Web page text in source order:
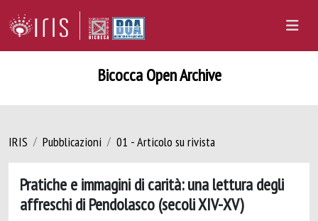
Bicocca Open Archive
IRIS Pubblicazioni 01 - Articolo su rivista
Pratiche e immagini di carità: una lettura degli
affreschi di Pendolasco (secoli XIV-XV)